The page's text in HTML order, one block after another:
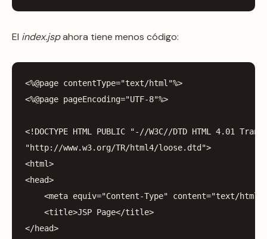
El index.jspahora tiene menos código:
<%@page contentType="text/html"%>
<%@page pageEncoding="UTF-8"%>
<! DOCTYPE HTML PUBLIC
"-//W3C//DTD HTML 4.01
"http://www.w3.org/TR/html4/loose.dtd">
<html>
<head>
<meta equiv="Content-Type" content="text/html;
<title>JSP Page</title>
</head>